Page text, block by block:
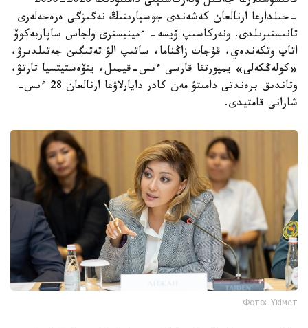
-جىلدارعا ارنالعان كەشەندى جوسپارىنىڭ نەگىزگى ەرەجەلەرى
تانىستىرىلدى. ونەركاسىپ ۆيسە- ءمينيسترى ولجاس ساپاربەكوۆ
اتاپ وتكەندەي، قۇجات زاڭناما، ساتىپ الۋ تەتىگىن جەتىلدىرۋ،
«كولەڭكەلى» يمپورتقا قارسى ءىس-قيمىل، ينۆەستيتسيا تارتۋ،
وتاندىق برەندتى دامىتۋ مەن كادر دايارلاۋعا ارنالعان 28 ءىس-
شارانى قامتيدى.
Фото: Үкімет